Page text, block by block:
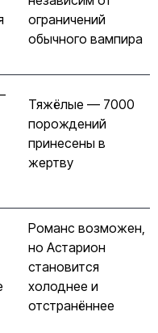
ограничений
обычного вампира
Тяжёлые — 7000
порождений
принесены в
жертву
Романс возможен,
но Астарион
становится
холоднее и
отстранённее